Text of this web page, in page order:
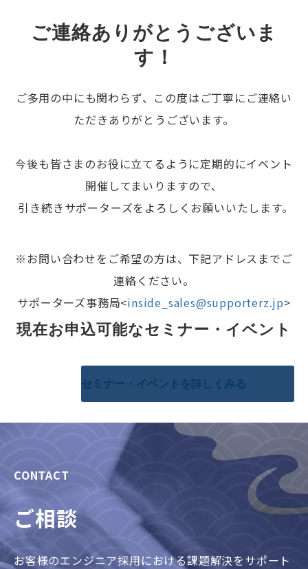
ご連絡ありがとうございま
す！
ご多用の中にも関わらず、この度はご丁寧にご連絡い
ただきありがとうございます。
今後も皆さまのお役に立てるように定期的にイベント
開催してまいりますので、
引き続きサポーターズをよろしくお願いいたします。
※お問い合わせをご希望の方は、下記アドレスまでご
連絡ください。
サポーターズ事務局<inside_sales@supporterz.jp>
現在お申込可能なセミナー・イベント
セミナー・イベントを詳しくみる
CONTACT
ご相談
お客様のエンジニア採用における課題解決をサポート